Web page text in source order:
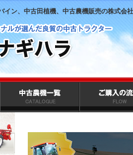
イン、中古田植機、中古農機販売の株式会